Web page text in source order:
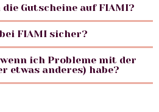
Gutscheine auf FIAMI?
FIAMI sicher?
ich Probleme mit der
etwas anderes) habe?